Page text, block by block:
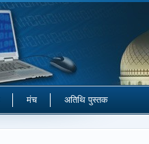
मंच अतिथि पुस्तक